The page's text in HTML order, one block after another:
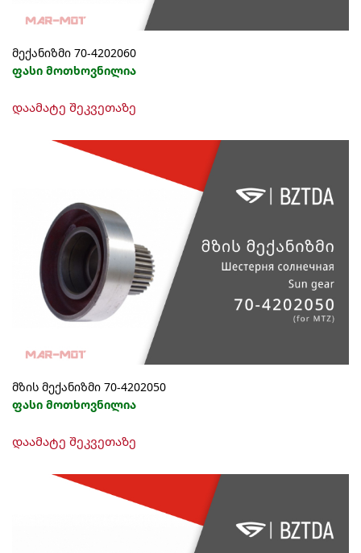
მექანიზმი 70-4202060
ფასი მოთხოვნილია
დაამატე შეკვეთაზე
მზის მექანიზმი 70-4202050
ფასი მოთხოვნილია
დაამატე შეკვეთაზე